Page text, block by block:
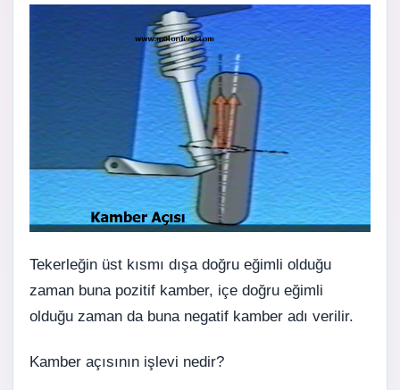
Tekerleğin üst kısmı dışa doğru eğimli olduğu
zaman buna pozitif kamber, içe doğru eğimli
olduğu zaman da buna negatif kamber adı verilir.
Kamber açısının işlevi nedir?